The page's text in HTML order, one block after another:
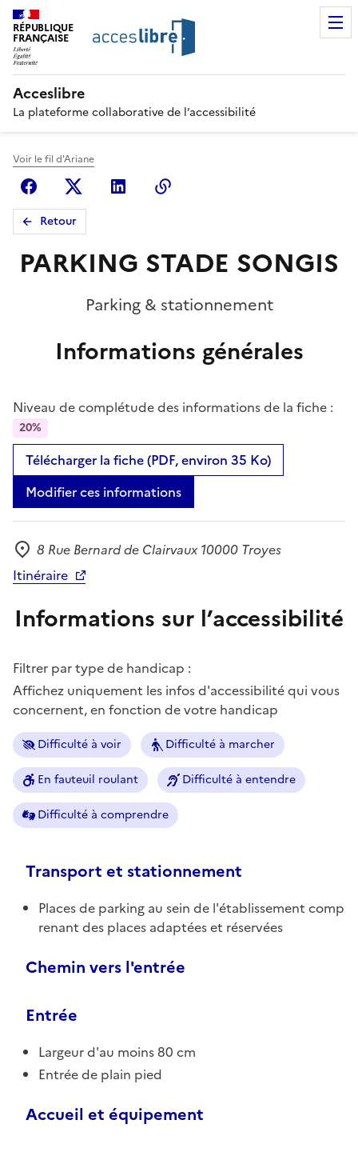
RÉPUBLIQUE
FRANÇAISE
Acceslibre
La plateforme collaborative de l’accessibilité
Voir le fil d'Ariane
FacebookX (anciennement Twitter)
Linkedin
Retour
PARKING STADE SONGIS
Parking & stationnement
Informations générales
Niveau de complétude des informations de la fiche :
20%
Télécharger la fiche (PDF, environ 35 Ko)
Modifier ces informations
Adresse
8 Rue Bernard de Clairvaux 10000 Troyes
Itinéraire
Informations sur l’accessibilité
Filtrer par type de handicap :
Affichez uniquement les infos d'accessibilité qui vous
concernent, en fonction de votre handicap
Difficulté à voir Difficulté à marcher
En fauteuil roulant Difficulté à entendre
Difficulté à comprendre
Transport et stationnement
Places de parking au sein de l'établissement comp
renant des places adaptées et réservées
Chemin vers l'entrée
Entrée
Largeur d'au moins 80 cm
Entrée de plain pied
Accueil et équipement